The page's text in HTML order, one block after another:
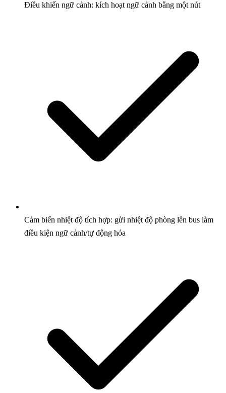
Điều khiển ngữ cảnh: kích hoạt ngữ cảnh bằng một nút
Cảm biến nhiệt độ tích hợp: gửi nhiệt độ phòng lên bus làm
điều kiện ngữ cảnh/tự động hóa